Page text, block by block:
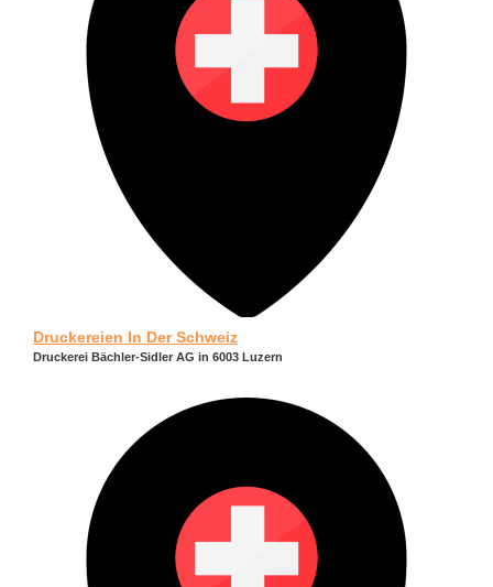
Druckereien In Der Schweiz
Druckerei Bächler-Sidler AG in 6003 Luzern